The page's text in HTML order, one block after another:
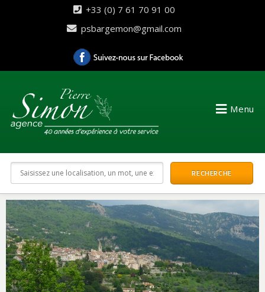
+33 (0) 7 61 70 91 00
psbargemon@gmail.com
Menu